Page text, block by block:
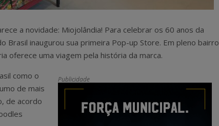
a novidade: Miojolândia! Para celebrar os 60 anos da
Brasil inaugurou sua primeira Pop-up Store. Em pleno bairro
oferece uma viagem pela história da marca.
Publicidade
como o
de mais
de acordo